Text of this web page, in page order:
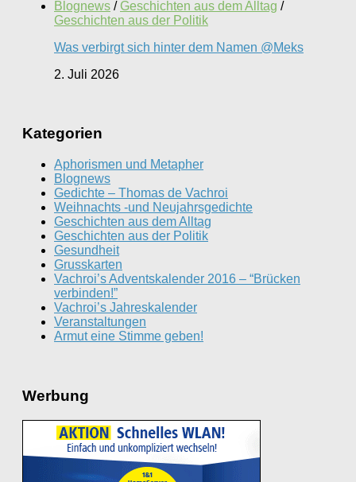
Blognews / Geschichten aus dem Alltag /
Geschichten aus der Politik
Was verbirgt sich hinter dem Namen @Meks
2. Juli 2026
Kategorien
Aphorismen und Metapher
Blognews
Gedichte – Thomas de Vachroi
Weihnachts -und Neujahrsgedichte
Geschichten aus dem Alltag
Geschichten aus der Politik
Gesundheit
Grusskarten
Vachroi’s Adventskalender 2016 – “Brücken
verbinden!”
Vachroi’s Jahreskalender
Veranstaltungen
Armut eine Stimme geben!
Werbung